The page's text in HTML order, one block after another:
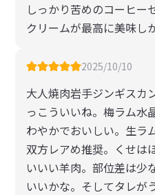
しっかり苦めのコーヒー
クリームが最高に美味し
2025/10/10
大人焼肉岩手ジンギスカ
っこういいね。梅ラム水
わやかでおいしい。生ラ
双方レアめ推奨。くせは
いいい羊肉。部位差は少
いいかな。そしてタレが